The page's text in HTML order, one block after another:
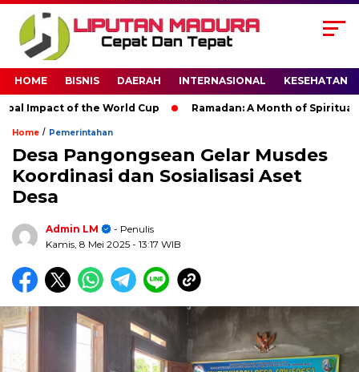
HOME BISNIS DAERAH INTERNASIONAL KESEHATAN
of the World Cup Ramadan: A Month of Spiritual
Home / Pemerintahan
Desa Pangongsean Gelar Musdes
Koordinasi dan Sosialisasi Aset
Desa
Admin LM
- Penulis
Kamis, 8 Mei 2025 - 13:17 WIB